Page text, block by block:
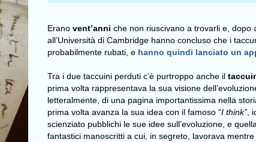
Eranovent’anni che non riuscivano a trovarli e, dopo
all’Università di Cambridge hanno concluso che i
probabilmente rubati, e hanno quindi lanciato un
Tra i due taccuini perduti c’è purtroppo anche il
prima volta rappresentava la sua visione
letteralmente, di una pagina importantissima nella
prima volta avanza la sua idea con il famoso “I think” ,
scienziato pubblichi le sue idee sull’evoluzione, e
fantastici manoscritti a cui, in segreto, lavorava